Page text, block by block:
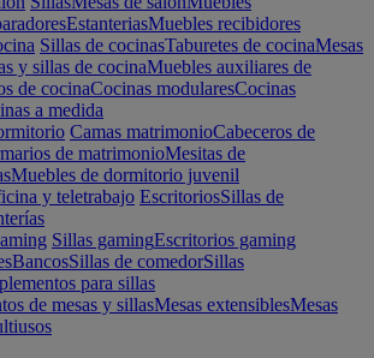
EstanteriasMuebles recibidores
Sillas de cocinasTaburetes de cocinaMesas
y sillas de cocinaMuebles auxiliares de
de cocinaCocinas modularesCocinas
a medida
Camas matrimonioCabeceros de
de matrimonioMesitas de
Muebles de dormitorio juvenil
y teletrabajo EscritoriosSillas de
Sillas gamingEscritorios gaming
BancosSillas de comedorSillas
para sillas
de mesas y sillasMesas extensiblesMesas